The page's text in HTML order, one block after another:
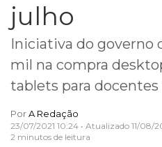
julho
Iniciativa do governo
mil na compra
tablets para docentes
PorA Redação
23/07/2021 10:24 • Atualizado 11/08/
2 minutos de leitura